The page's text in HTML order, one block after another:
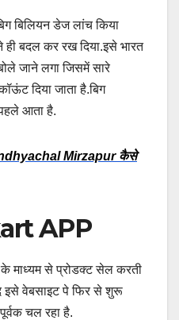
बिलियन डेज लांच किया
बदल कर रख दिया.इसे भारत
जाने लगा जिसमें सारे
दिया जाता है.बिग
आता है.
Mirzapur कैसे
APP
माध्यम से प्रोडक्ट सेल करती
इसे वेबसाइट पे फिर से शुरू
चल रहा है.